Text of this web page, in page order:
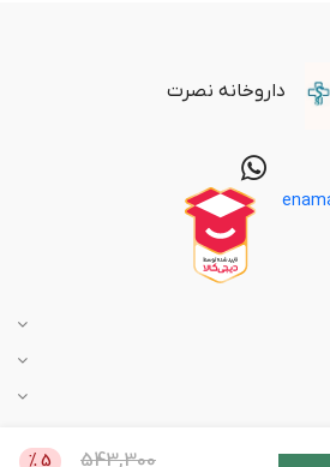
543,300
5
%
داروخانه نصرت